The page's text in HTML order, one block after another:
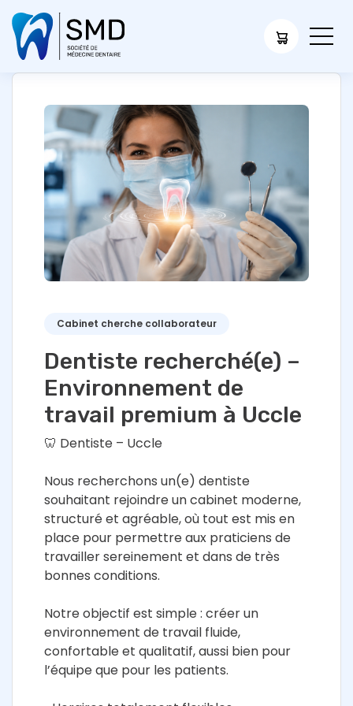
Cabinet cherche collaborateur
Dentiste recherché(e) –
Environnement de
travail premium à Uccle
🦷 Dentiste – Uccle
Nous recherchons un(e) dentiste
souhaitant rejoindre un cabinet moderne,
structuré et agréable, où tout est mis en
place pour permettre aux praticiens de
travailler sereinement et dans de très
bonnes conditions.
Notre objectif est simple : créer un
environnement de travail fluide,
confortable et qualitatif, aussi bien pour
l’équipe que pour les patients.